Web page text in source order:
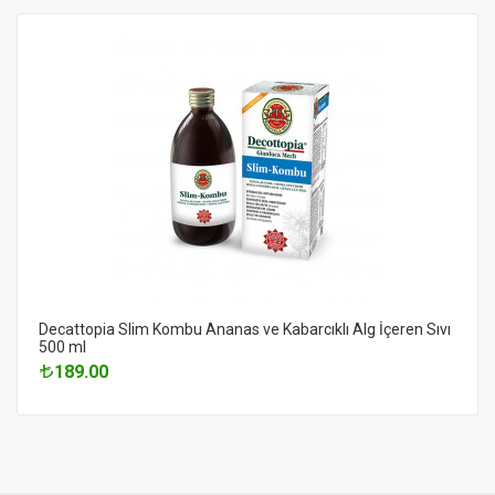
Decattopia Slim Kombu Ananas ve Kabarcıklı Alg İçeren Sıvı
500 ml
189.00